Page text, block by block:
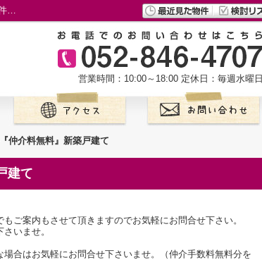
名古屋市港区藤高１丁目74『仲介料無料』新築戸建て ★【おすすめ物件】★新築戸建【仲...の物件情報／名古屋市の仲介手数料無料の新築一戸建て／ロイホームズ不動産
営業時間：10:00～18:00 定休日：毎週水曜日
仲介料無料』新築戸建て
建て
ご案内もさせて頂きますのでお気軽にお問合せ下さい。
いませ。
合はお気軽にお問合せ下さいませ。（仲介手数料無料分を